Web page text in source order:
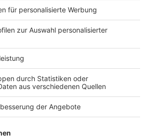
, Ressortleiter Arbeitsrecht
Arbeitsrecht - Die Woche im Blick
im Blick / Die Woche im Blick